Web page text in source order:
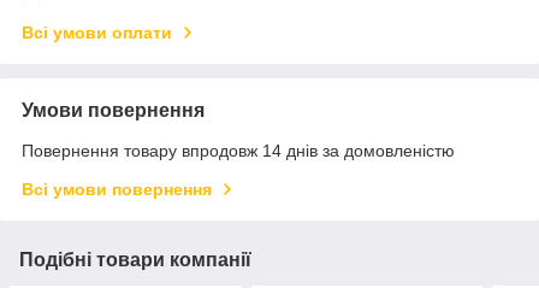
Всі умови оплати
Умови повернення
Повернення товару впродовж 14 днів за домовленістю
Всі умови повернення
Подібні товари компанії